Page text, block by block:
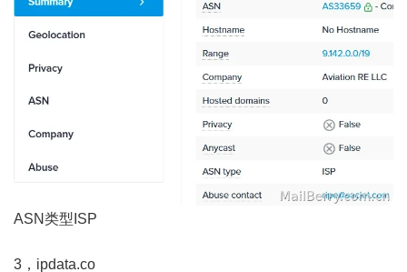
ASN类型ISP
3，ipdata.co